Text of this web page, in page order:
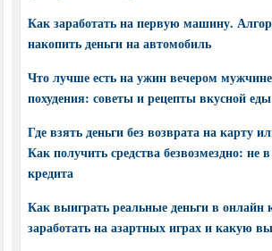
Как заработать на первую машину.
накопить деньги на автомобиль
Что лучше есть на ужин вечером
похудения: советы и рецепты вкусной
Где взять деньги без возврата на карту
Как получить средства безвозмездно: не
кредита
Как выиграть реальные деньги в онлайн
заработать на азартных играх и какую